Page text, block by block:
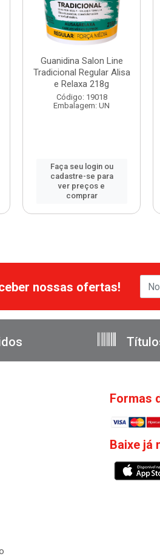
Guanidina Salon Line
Tradicional Regular Alisa
e Relaxa 218g
Código: 19018
Embalagem: UN
Faça seu login ou
cadastre-se para
ver preços e
comprar
nossas ofertas!
Formas
Baixe já